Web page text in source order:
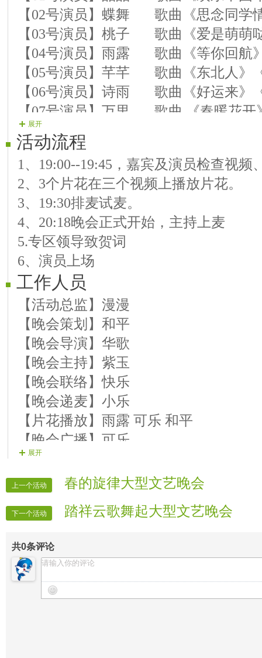
【02号演员】蝶舞 歌曲《思念同学
【03号演员】桃子 歌曲《爱是萌萌
【04号演员】雨露 歌曲《等你回航
【05号演员】芊芊 歌曲《东北人》
【06号演员】诗雨 歌曲《好运来》
【07号演员】万里 歌曲 《春暖花开
【08号演员】好糊涂 歌曲《湘西拦门
【09号演员】海韵 歌曲《故乡之恋
【10号演员】飞扬 歌曲《第一次》
【11号演员】映山红 歌曲《春暖花开
【12号演员】香☆香 歌曲 《中国大
【13号演员】不失高雅 歌曲《寻水的
展开
活动流程
1、19:00--19:45，嘉宾及演员检查视频
2、3个片花在三个视频上播放片花。
3、19:30排麦试麦。
4、20:18晚会正式开始，主持上麦
5.专区领导致贺词
6、演员上场
工作人员
【活动总监】漫漫
【晚会策划】和平
【晚会导演】华歌
【晚会主持】紫玉
【晚会联络】快乐
【晚会递麦】小乐
【片花播放】雨露 可乐 和平
【晚会广播】可乐
【片花制作】默默
展开
上一个活动 春的旋律大型文艺晚会
下一个活动 踏祥云歌舞起大型文艺晚会
共0条评论